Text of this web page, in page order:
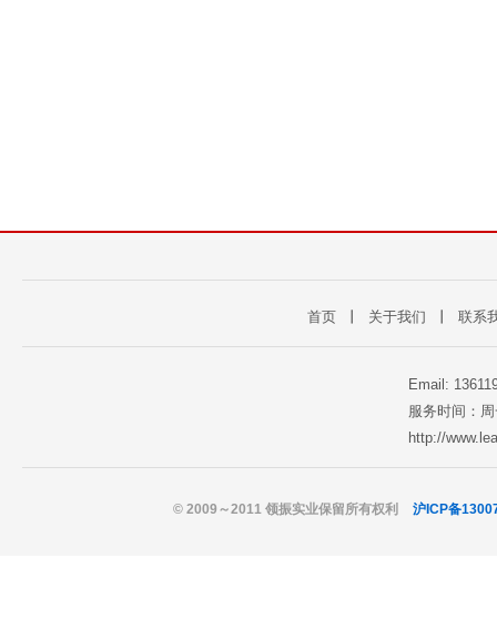
首页 关于我们 联系
Email:
服务时间：
http://
© 2009～2011 领振实业保留所有权利 沪ICP备